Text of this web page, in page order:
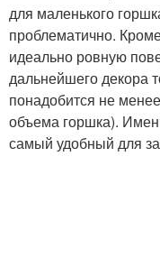
для маленького
проблематично.
идеально ровную
дальнейшего декора
понадобится не
объема горшка).
самый удобный для